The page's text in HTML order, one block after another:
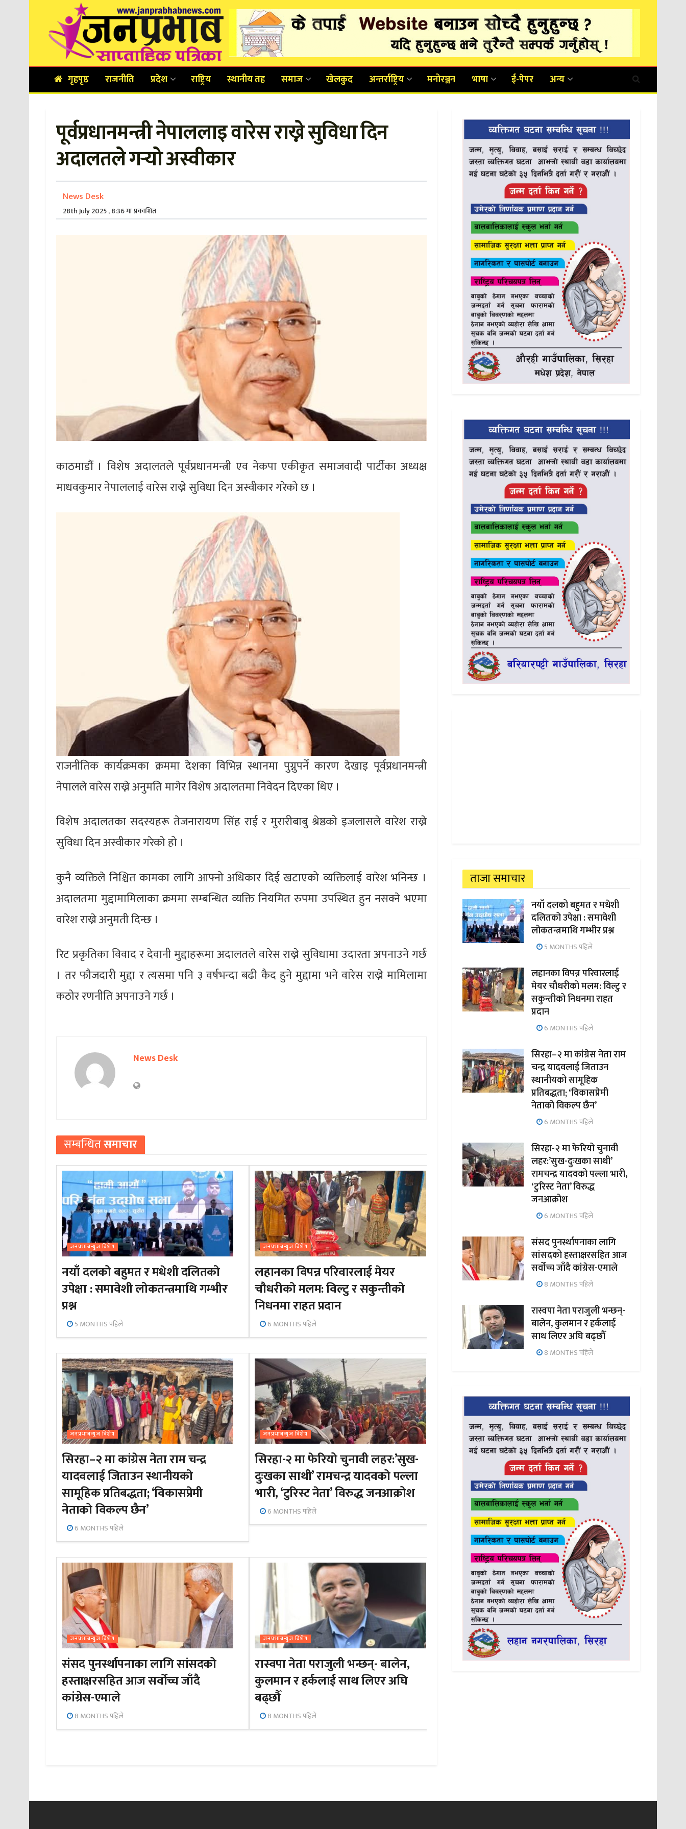
गृहपृष्ठ राजनीति प्रदेश राष्ट्रिय स्थानीय तह समाज खेलकुद अन्तर्राष्ट्रिय मनोरञ्जन भाषा ई-पेपर अन्य
पूर्वप्रधानमन्त्री नेपाललाइ वारेस राख्ने सुविधा दिन
अदालतले गर्‍यो अस्वीकार
News Desk
28th July 2025 , 8:36 मा प्रकाशित
काठमाडौं । विशेष अदालतले पूर्वप्रधानमन्त्री एव‌ नेकपा एकीकृत समाजवादी पार्टीका अध्यक्ष
माधवकुमार नेपाललाई वारेस राख्ने सुविधा दिन अस्वीकार गरेको छ ।
राजनीतिक कार्यक्रमका क्रममा देशका विभिन्न स्थानमा पुग्नुपर्ने कारण देखाइ पूर्वप्रधानमन्त्री
नेपालले वारेस राख्ने अनुमति मागेर विशेष अदालतमा निवेदन दिएका थिए ।
विशेष अदालतका सदस्यहरू तेजनारायण सिंह राई र मुरारीबाबु श्रेष्ठको इजलासले वारेश राख्ने
सुविधा दिन अस्वीकार गरेको हो ।
कुनै व्यक्तिले निश्चित कामका लागि आफ्नो अधिकार दिई खटाएको व्यक्तिलाई वारेश भनिन्छ ।
अदालतमा मुद्दामामिलाका क्रममा सम्बन्धित व्यक्ति नियमित रुपमा उपस्थित हुन नसक्ने भएमा
वारेश राख्ने अनुमती दिन्छ ।
रिट प्रकृतिका विवाद र देवानी मुद्दाहरूमा अदालतले वारेस राख्ने सुविधामा उदारता अपनाउने गर्छ
। तर फौजदारी मुद्दा र त्यसमा पनि ३ वर्षभन्दा बढी कैद हुने मुद्दामा भने वारेस राख्ने मामिलामा
कठोर रणनीति अपनाउने गर्छ ।
News Desk
सम्बन्धितसमाचार
जनप्रभाबन्युज विशेष
नयाँ दलको बहुमत र मधेशी दलितको
उपेक्षा : समावेशी लोकतन्त्रमाथि गम्भीर
प्रश्न
5 MONTHS पहिले
जनप्रभाबन्युज विशेष
लहानका विपन्न परिवारलाई मेयर
चौधरीको मलम: विल्टु र सकुन्तीको
निधनमा राहत प्रदान
6 MONTHS पहिले
जनप्रभाबन्युज विशेष
सिरहा–२ मा कांग्रेस नेता राम चन्द्र
यादवलाई जिताउन स्थानीयको
सामूहिक प्रतिबद्धता; ‘विकासप्रेमी
नेताको विकल्प छैन’
6 MONTHS पहिले
जनप्रभाबन्युज विशेष
सिरहा-२ मा फेरियो चुनावी लहर:’सुख-
दुःखका साथी’ रामचन्द्र यादवको पल्ला
भारी, ‘टुरिस्ट नेता’ विरुद्ध जनआक्रोश
6 MONTHS पहिले
जनप्रभाबन्युज विशेष
संसद पुनर्स्थापनाका लागि सांसदको
हस्ताक्षरसहित आज सर्वोच्च जाँदै
कांग्रेस-एमाले
8 MONTHS पहिले
जनप्रभाबन्युज विशेष
रास्वपा नेता पराजुली भन्छन्- बालेन,
कुलमान र हर्कलाई साथ लिएर अघि
बढ्छौँ
8 MONTHS पहिले
ताजा समाचार
नयाँ दलको बहुमत र मधेशी
दलितको उपेक्षा : समावेशी
लोकतन्त्रमाथि गम्भीर प्रश्न
5 MONTHS पहिले
लहानका विपन्न परिवारलाई
मेयर चौधरीको मलम: विल्टु र
सकुन्तीको निधनमा राहत
प्रदान
6 MONTHS पहिले
सिरहा–२ मा कांग्रेस नेता राम
चन्द्र यादवलाई जिताउन
स्थानीयको सामूहिक
प्रतिबद्धता; ‘विकासप्रेमी
नेताको विकल्प छैन’
6 MONTHS पहिले
सिरहा-२ मा फेरियो चुनावी
लहर:’सुख-दुःखका साथी’
रामचन्द्र यादवको पल्ला भारी,
‘टुरिस्ट नेता’ विरुद्ध
जनआक्रोश
6 MONTHS पहिले
संसद पुनर्स्थापनाका लागि
सांसदको हस्ताक्षरसहित आज
सर्वोच्च जाँदै कांग्रेस-एमाले
8 MONTHS पहिले
रास्वपा नेता पराजुली भन्छन्-
बालेन, कुलमान र हर्कलाई
साथ लिएर अघि बढ्छौँ
8 MONTHS पहिले